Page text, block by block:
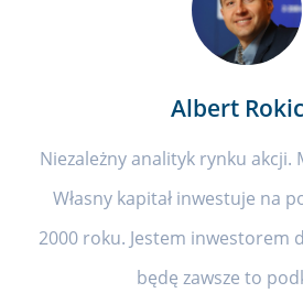
Albert
Niezależny analityk rynku akcji.
Własny kapitał inwestuje na
2000 roku. Jestem inwestorem
będę zawsze to